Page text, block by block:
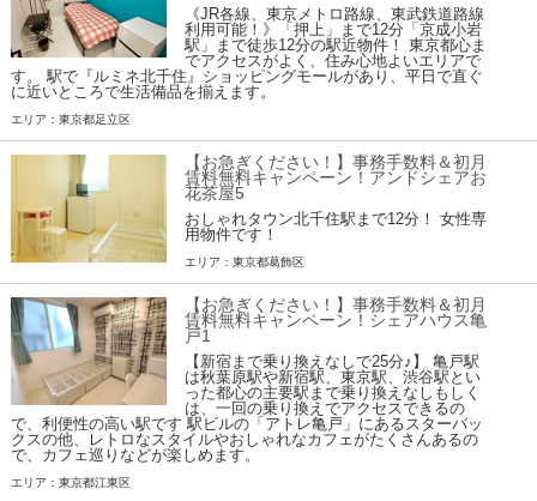
《JR各線、東京メトロ路線、東武鉄道路線
利用可能！》「押上」まで12分「京成小岩
駅」まで徒歩12分の駅近物件！ 東京都心ま
でアクセスがよく、住み心地よいエリアで
す。 駅で『ルミネ北千住』ショッピングモールがあり、平日で直ぐ
に近いところで生活備品を揃えます。
エリア：東京都足立区
【お急ぎください！】事務手数料＆初月
賃料無料キャンペーン！アンドシェアお
花茶屋5
おしゃれタウン北千住駅まで12分！ 女性専
用物件です！
エリア：東京都葛飾区
【お急ぎください！】事務手数料＆初月
賃料無料キャンペーン！シェアハウス亀
戸1
【新宿まで乗り換えなしで25分♪】 亀戸駅
は秋葉原駅や新宿駅、東京駅、渋谷駅とい
った都心の主要駅まで乗り換えなしもしく
は、一回の乗り換えでアクセスできるの
で、利便性の高い駅です 駅ビルの「アトレ亀戸」にあるスターバッ
クスの他、レトロなスタイルやおしゃれなカフェがたくさんあるの
で、カフェ巡りなどが楽しめます。
エリア：東京都江東区